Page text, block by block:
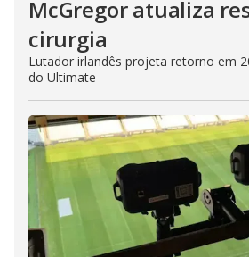
McGregor atualiza
cirurgia
Lutador irlandês projeta retorno em
do Ultimate